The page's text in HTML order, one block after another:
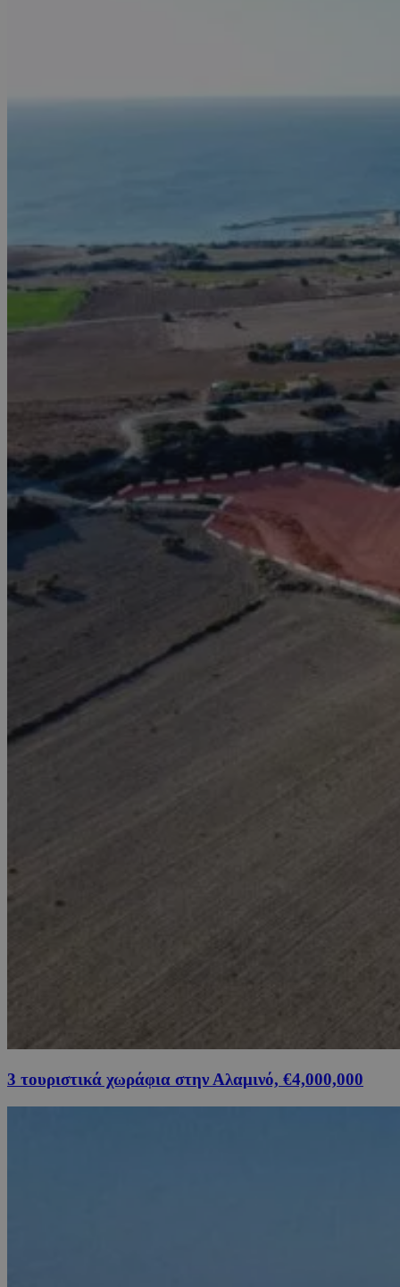
3 τουριστικά χωράφια στην Αλαμινό, €4,000,000